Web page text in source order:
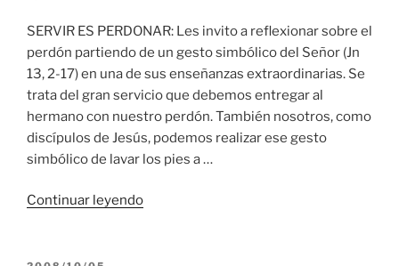
SERVIR ES PERDONAR: Les invito a reflexionar sobre el
perdón partiendo de un gesto simbólico del Señor (Jn
13, 2-17) en una de sus enseñanzas extraordinarias. Se
trata del gran servicio que debemos entregar al
hermano con nuestro perdón. También nosotros, como
discípulos de Jesús, podemos realizar ese gesto
simbólico de lavar los pies a …
Continuar leyendo“Ejercicios